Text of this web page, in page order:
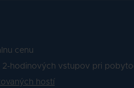
cenu
hodinových vstupov pri
hostí